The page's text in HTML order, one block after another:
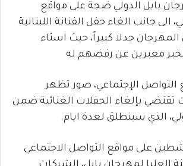
بابل الدولي ضجة على مواقع
الى جانب الغاء حفل الفنانة اللبنانية
جدلا كبيراً، حيث استاء
معبرين عن رفضهم له
التواصل الإجتماعي، صور تظهر
تقتضي بإلغاء الحفلات الغنائية ضمن
الذي سينطلق لعدة ايام.
على مواقع التواصل الاجتماعي